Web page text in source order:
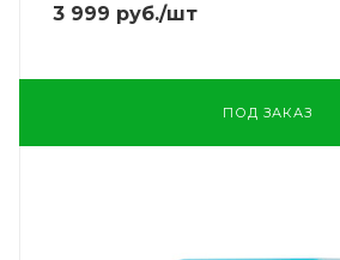
3 999 руб./шт
ПОД ЗАКАЗ